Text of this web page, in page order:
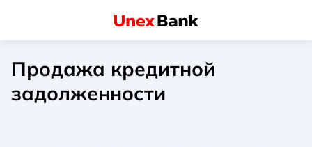
Продажа кредитной
задолженности